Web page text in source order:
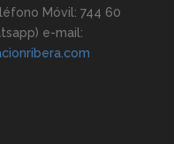
Móvil: 744 60
e-mail: